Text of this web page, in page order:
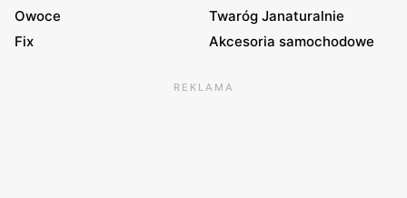
Owoce
Twaróg Janaturalnie
Fix
Akcesoria samochodowe
REKLAMA